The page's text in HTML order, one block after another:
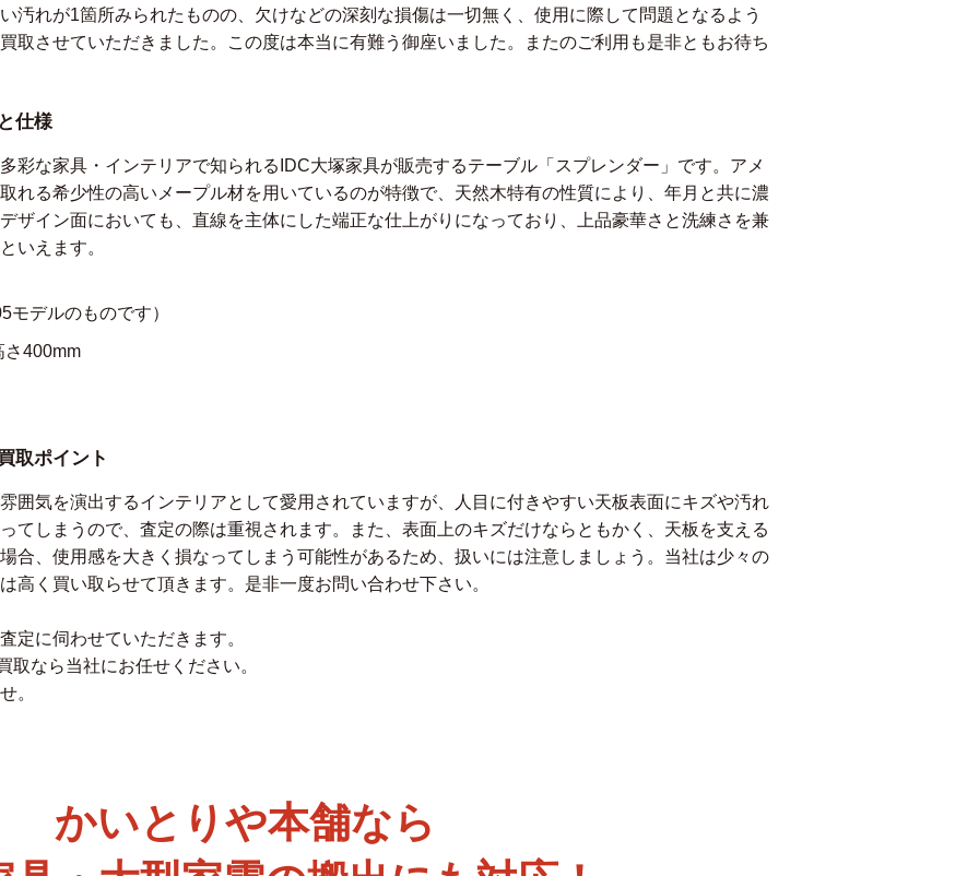
汚れが1箇所みられたものの、欠けなどの深刻な損傷は一切無く、使用に際して問題となるよう
取させていただきました。この度は本当に有難う御座いました。またのご利用も是非ともお待ち
仕様
彩な家具・インテリアで知られるIDC大塚家具が販売するテーブル「スプレンダー」です。アメ
れる希少性の高いメープル材を用いているのが特徴で、天然木特有の性質により、年月と共に濃
ザイン面においても、直線を主体にした端正な仕上がりになっており、上品豪華さと洗練さを兼
いえます。
デルのものです）
さ400mm
取ポイント
囲気を演出するインテリアとして愛用されていますが、人目に付きやすい天板表面にキズや汚れ
てしまうので、査定の際は重視されます。また、表面上のキズだけならともかく、天板を支える
合、使用感を大きく損なってしまう可能性があるため、扱いには注意しましょう。当社は少々の
高く買い取らせて頂きます。是非一度お問い合わせ下さい。
定に伺わせていただきます。
なら当社にお任せください。
。
かいとりや本舗なら